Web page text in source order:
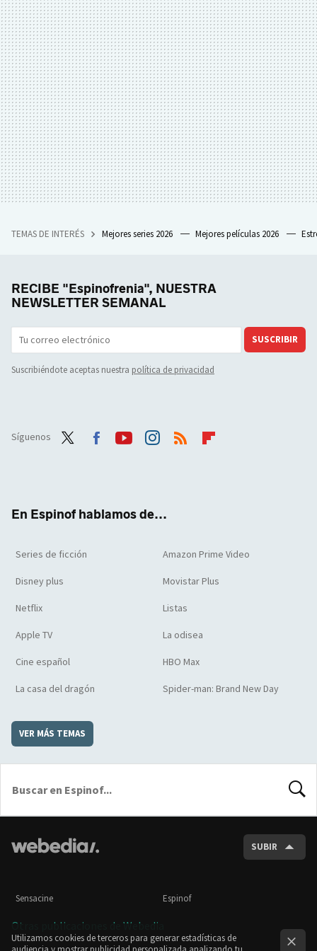
TEMAS DE INTERÉS Mejores series 2026 Mejores películas 2026
RECIBE "Espinofrenia", NUESTRA
NEWSLETTER SEMANAL
SUSCRIBIR
Suscribiéndote aceptas nuestra política de privacidad
Síguenos
En Espinof hablamos de...
Series de ficción Amazon Prime Video
Disney plus Movistar Plus
Netflix Listas
Apple TV La odisea
Cine español HBO Max
La casa del dragón Spider-man: Brand New Day
VER MÁS TEMAS
SUBIR
Sensacine Espinof
Otras publicaciones de Webedia
Utilizamos cookies de terceros para generar estadísticas de